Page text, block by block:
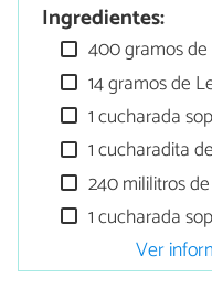
Ingredientes:
400 gramos de
14 gramos de
1 cucharada
1 cucharadita
240 mililitros
1 cucharada
Ver